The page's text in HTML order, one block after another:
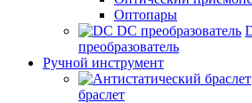
Оптопары
преобразователь
Ручной инструмент
браслет